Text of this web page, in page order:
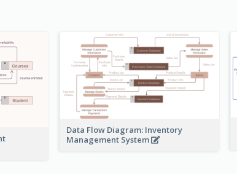
Data Flow Diagram: Inventory
Management System